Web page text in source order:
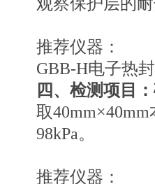
推荐仪器：
GBB-H电子热
四、检测项目
取
98kPa。
推荐仪器：